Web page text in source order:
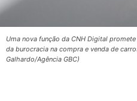
Uma nova função da CNH Digital
da burocracia na compra e venda de
Galhardo/Agência GBC)